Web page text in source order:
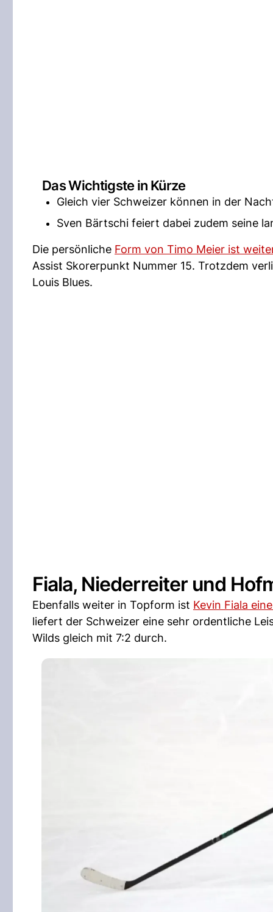
Das Wichtigste in Kürze
Gleich vier Schweizer können in der
Sven Bärtschi feiert dabei zudem seine
Die persönliche Form von Timo Meier ist
Assist Skorerpunkt Nummer 15. Trotzdem
Louis Blues.
Fiala, Niederreiter und
Ebenfalls weiter in Topform ist Kevin Fiala
liefert der Schweizer eine sehr ordentliche
Wilds gleich mit 7:2 durch.